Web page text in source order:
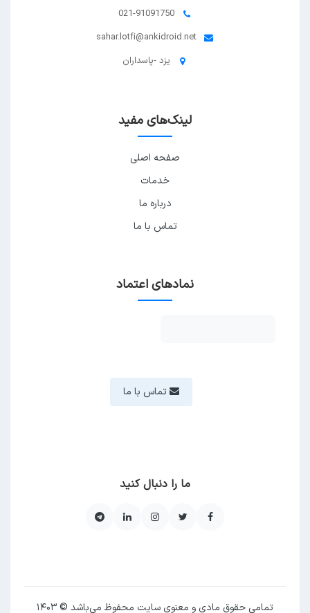
021-91091750
sahar.lotfi@ankidroid.net
یزد -پاسداران
لینک‌های مفید
صفحه اصلی
خدمات
درباره ما
تماس با ما
نمادهای اعتماد
تماس با ما
ما را دنبال کنید
تمامی حقوق مادی و معنوی سایت محفوظ می‌باشد © ۱۴۰۳